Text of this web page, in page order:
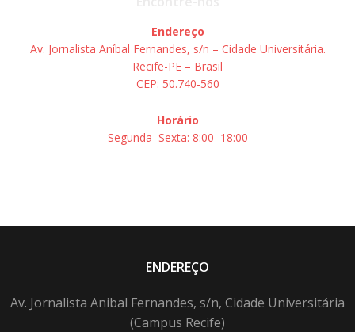
Endereço
Av. Jornalista Aníbal Fernandes, s/n – Cidade Universitária.
Recife-PE – Brasil
CEP: 50.740-560
Horário
Segunda–Sexta: 8:00–18:00
ENDEREÇO
Av. Jornalista Anibal Fernandes, s/n, Cidade Universitária
(Campus Recife)